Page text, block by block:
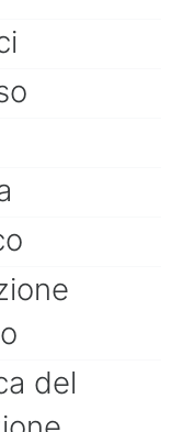
del